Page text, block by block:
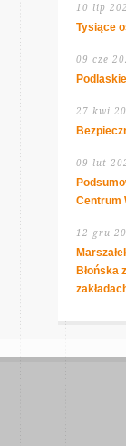
10 lip
Tysiące
09 cze
27 kwi
09 lut
Centrum
12 gru
Błońska